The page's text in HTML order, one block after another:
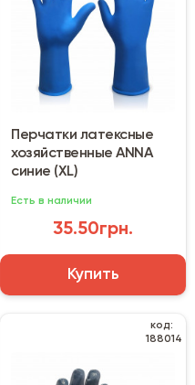
Перчатки латексные
хозяйственные ANNA
синие (XL)
Есть в наличии
35.50грн.
Купить
код:
188014